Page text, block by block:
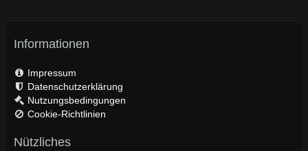
Informationen
Impressum
Datenschutzerklärung
Nutzungsbedingungen
Cookie-Richtlinien
Nützliches